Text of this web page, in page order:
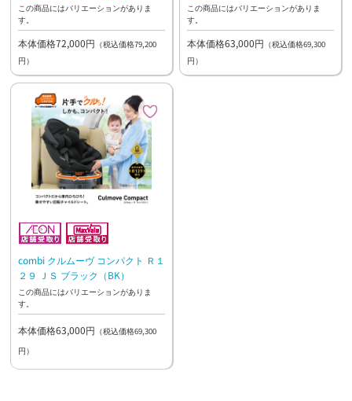
この商品にはバリエーションがありま
す。
本体価格72,000円 （税込価格79,200
円）
この商品にはバリエーションがありま
す。
本体価格63,000円 （税込価格69,300
円）
combi クルムーヴ コンパクト Ｒ１
２９ ＪＳ ブラック（BK）
この商品にはバリエーションがありま
す。
本体価格63,000円 （税込価格69,300
円）